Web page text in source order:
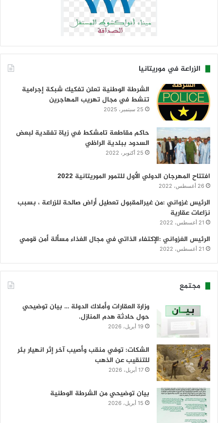
الزراعة في موريتانيا
الشرطة الوطنية تعلن تفكيك شبكة إجرامية
تنشط في مجال تهريب المهاجرين
25 سبتمبر، 2025
حاكم مقاطعة تامشكط في زياة تفقدية لبعض
السدود ببلدية الراظي
25 أكتوبر، 2022
افتتاح المهرجان الدولي الأول للتمور الموريتانية 2022
26 أغسطس، 2022
الرئيس غزواني :من غيرالمقبول تعطيل أراض صالحة للزراعة ، بسبب
نزاعات عقارية
21 أغسطس، 2022
الرئيس الغزواني :الإكتفاء الذاتي في مجال الغذاء مسألة أمن قومي
21 أغسطس، 2022
مجتمع
وزارة العقارات وأملاك الدولة … بيان توضيحي
حول حادثة هدم المنازل.
19 أبريل، 2026
الشكات: توفي منقب وأصيب آخر إثر انهيار بئر
للتنقيب عن الذهب
17 أبريل، 2026
بيان توضيحي من الشرطة الوطنية
15 أبريل، 2026